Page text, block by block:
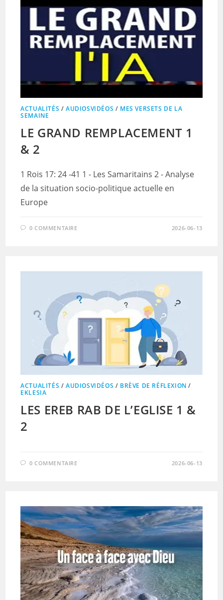
ACTUALITÉS /AUDIOSVIDÉOS / MES VERSETS DE LA
SEMAINE
LE GRAND REMPLACEMENT 1
& 2
1 Rois 17: 24 -41 1 - Les Samaritains 2 - Analyse
de la situation socio-politique actuelle en
Europe
0 COMMENTAIRE 2026-06-13
ACTUALITÉS /AUDIOSVIDÉOS / BRÈVE DE RÉFLEXION /
EKLESIA
LES EREB RAB DE L’EGLISE 1 &
2
0 COMMENTAIRE 2026-06-13